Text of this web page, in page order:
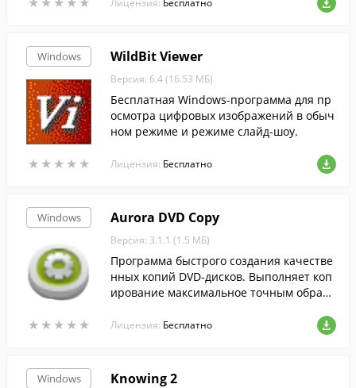
Лицензия: Бесплатно
Windows
★ ★ ★ ★ ★
★ ★ ★ ★ ★
WildBit Viewer
Версия: 6.4 (16.53 МБ)
Бесплатная Windows-программа для пр
осмотра цифровых изображений в обыч
ном режиме и режиме слайд-шоу.
Лицензия: Бесплатно
Windows
★ ★ ★ ★ ★
★ ★ ★ ★ ★
Aurora DVD Copy
Версия: 3.1.1 (1.5 МБ)
Программа быстрого создания качестве
нных копий DVD-дисков. Выполняет коп
ирование максимальное точным образо
Лицензия: Бесплатно
Windows Knowing 2